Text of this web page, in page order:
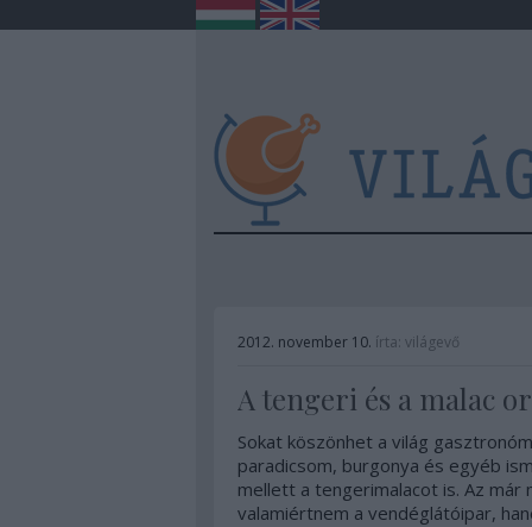
2012. november 10. írta: világevő
A tengeri és a malac
Sokat köszönhet a világ
paradicsom, burgonya és egyéb
mellett a tengerimalacot is. Az már
valamiértnem a vendéglátóipar,